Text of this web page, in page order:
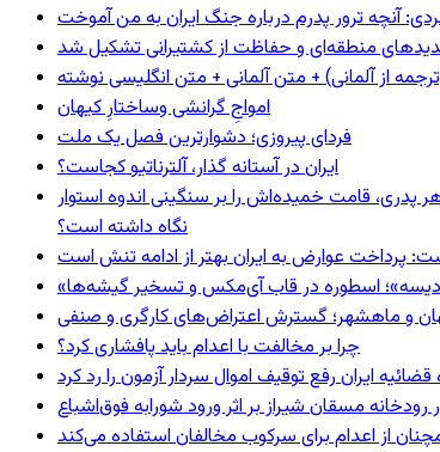
آنچه ترور پدرم درباره جنگ ایران به من آموخت
منطقه‌ای و حفاظت از کشتیرانی تشکیل شد
از آلمانی) + متن آلمانی + متن انگلیسی نوشته
‌امواجِ گرانشی وساختارِ کیهان
فردای پیروزی؛ دشوارترین فصل یک ملت
ایران در آستانه گذار، آلترناتیو کجاست؟
پدری، قامت خمیده‌اش را بر سنگینی اندوه استوار
نگاه داشته است؟
پرداخت عوارض به ایران بهتر از ادامه تنش است
اسطوره در قاب آی‌مکس و تسخیر گیشه‌ها
و ماهشهر؛ گسترش اعتراض‌های کارگری و صنفی
چرا بر مخالفت با اعدام باید پافشاری کرد؟
قضائیه ایران رفع توقیف اموال سردار آزمون را رد کرد
از اعدام برای سرکوب مخالفان استفاده می‌کند